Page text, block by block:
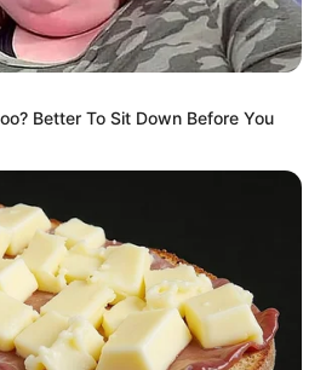
Sinopsis The Hunt, Aksi
Konspirasi Dibaliknya
Better To Sit Down Before You